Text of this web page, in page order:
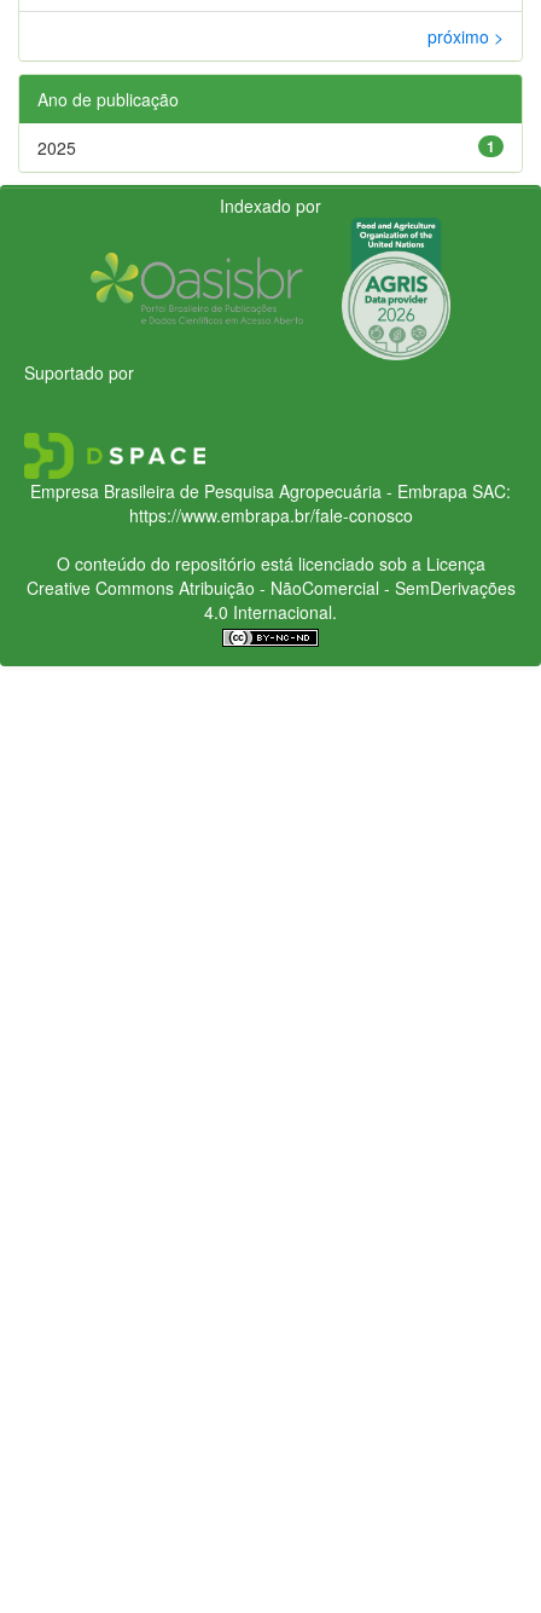
próximo >
Ano de publicação
1
2025
Indexado por
Suportado por
Empresa Brasileira de Pesquisa Agropecuária - Embrapa SAC:
https://www.embrapa.br/fale-conosco
O conteúdo do repositório está licenciado sob a Licença
Creative CommonsAtribuição - NãoComercial - SemDerivações
4.0 Internacional.